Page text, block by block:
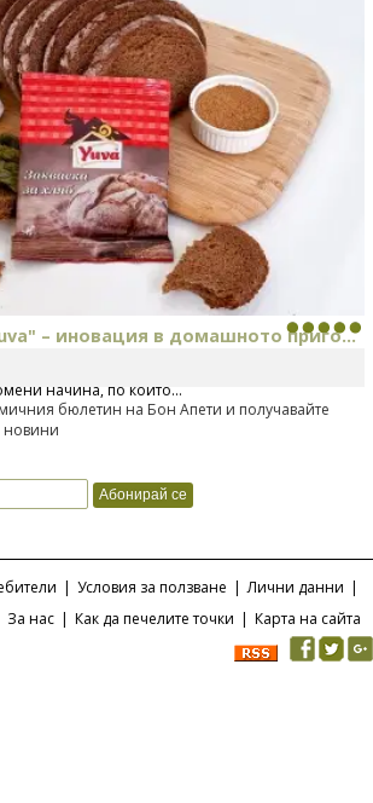
– иновация в домашното приго...
стартира предлагането на изцяло нов
начина, по който...
бюлетин на Бон Апети и получавайте
новини
| Условия за ползване | Лични данни |
За нас | Как да печелите точки | Карта на сайта